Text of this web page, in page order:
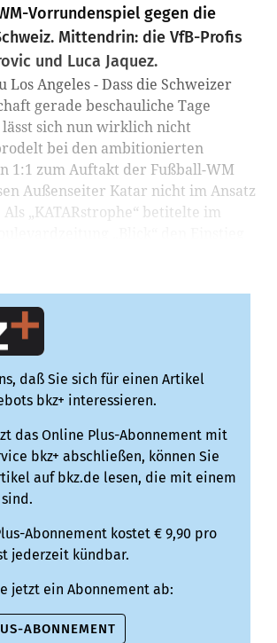
Vorrundenspiel gegen die
Mittendrin: die VfB-Profis
und Luca Jaquez.
Los Angeles - Dass die Schweizer
gerade beschauliche Tage
sich nun wirklich nicht
bei den ambitionierten
1:1 zum Auftakt der Fußball-WM
Außenseiter Katar nicht im Ansatz
„KATARstrophe“ betitelte im
daß Sie sich für einen Artikel
bkz+ interessieren.
das Online Plus-Abonnement mit
bkz+ abschließen, können Sie
auf bkz.de lesen, die mit einem
Abonnement kostet € 9,90 pro
jederzeit kündbar.
jetzt ein Abonnement ab:
ABONNEMENT